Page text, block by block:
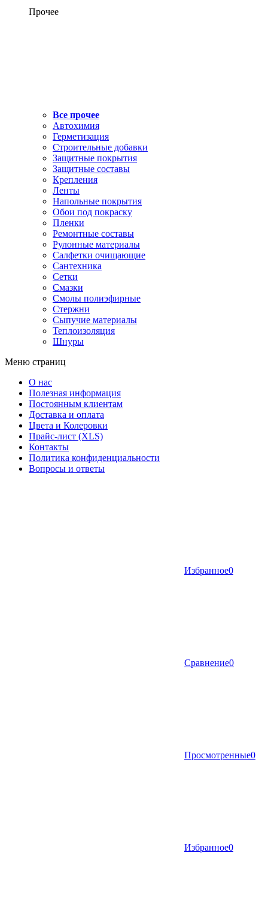
Прочее
Все прочее
Автохимия
Герметизация
Строительные добавки
Защитные покрытия
Защитные составы
Крепления
Ленты
Напольные покрытия
Обои под покраску
Пленки
Ремонтные составы
Рулонные материалы
Салфетки очищающие
Сантехника
Сетки
Смазки
Смолы полиэфирные
Стержни
Сыпучие материалы
Теплоизоляция
Шнуры
Меню страниц
О нас
Полезная информация
Постоянным клиентам
Доставка и оплата
Цвета и Колеровки
Прайс-лист (XLS)
Контакты
Политика конфиденциальности
Вопросы и ответы
Избранное0
Сравнение0
Просмотренные0
Избранное0